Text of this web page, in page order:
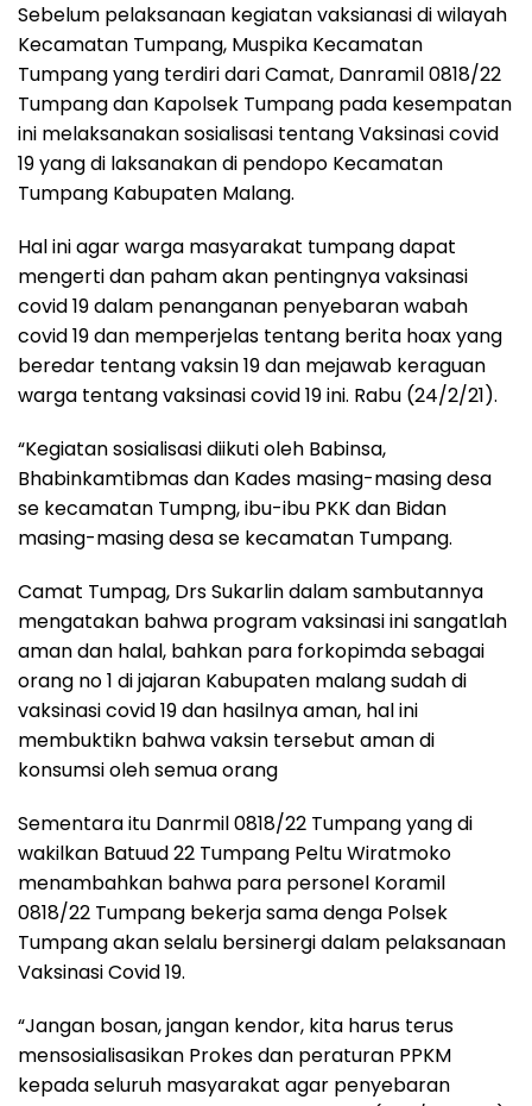
Sebelum pelaksanaan kegiatan vaksianasi di wilayah
Kecamatan Tumpang, Muspika Kecamatan
Tumpang yang terdiri dari Camat, Danramil 0818/22
Tumpang dan Kapolsek Tumpang pada kesempatan
ini melaksanakan sosialisasi tentang Vaksinasi covid
19 yang di laksanakan di pendopo Kecamatan
Tumpang Kabupaten Malang.
Hal ini agar warga masyarakat tumpang dapat
mengerti dan paham akan pentingnya vaksinasi
covid 19 dalam penanganan penyebaran wabah
covid 19 dan memperjelas tentang berita hoax yang
beredar tentang vaksin 19 dan mejawab keraguan
warga tentang vaksinasi covid 19 ini. Rabu (24/2/21).
“Kegiatan sosialisasi diikuti oleh Babinsa,
Bhabinkamtibmas dan Kades masing-masing desa
se kecamatan Tumpng, ibu-ibu PKK dan Bidan
masing-masing desa se kecamatan Tumpang.
Camat Tumpag, Drs Sukarlin dalam sambutannya
mengatakan bahwa program vaksinasi ini sangatlah
aman dan halal, bahkan para forkopimda sebagai
orang no 1 di jajaran Kabupaten malang sudah di
vaksinasi covid 19 dan hasilnya aman, hal ini
membuktikn bahwa vaksin tersebut aman di
konsumsi oleh semua orang
Sementara itu Danrmil 0818/22 Tumpang yang di
wakilkan Batuud 22 Tumpang Peltu Wiratmoko
menambahkan bahwa para personel Koramil
0818/22 Tumpang bekerja sama denga Polsek
Tumpang akan selalu bersinergi dalam pelaksanaan
Vaksinasi Covid 19.
“Jangan bosan, jangan kendor, kita harus terus
mensosialisasikan Prokes dan peraturan PPKM
kepada seluruh masyarakat agar penyebaran